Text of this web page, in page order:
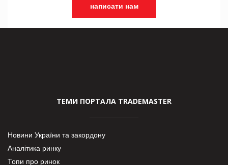
написати нам
ТЕМИ ПОРТАЛА TRADEMASTER
Новини України та закордону
Аналітика ринку
Топи про ринок